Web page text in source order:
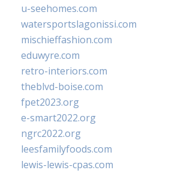
u-seehomes.com
watersportslagonissi.com
mischieffashion.com
eduwyre.com
retro-interiors.com
theblvd-boise.com
fpet2023.org
e-smart2022.org
ngrc2022.org
leesfamilyfoods.com
lewis-lewis-cpas.com